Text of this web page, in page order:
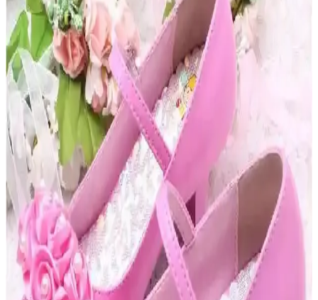
Kız çocukları için uygun ayakkabı ve çanta seçerken güvenlik,
konfor ve yaş uyumu ön plandadır. Ergonomik, dayanıklı ve sevilen
temalara sahip modeller tercih edilmelidir.
Çocuk Spor Ayakkabıları: Modeller, Özellikler ve
Seçim İpuçları Hakkında Kapsamlı Rehber
Çocukların aktif yaşamını destekleyen spor ayakkabılarında konfor,
dayanıklılık ve güvenlik ön plandadır. Doğru model seçimiyle ayak
sağlığını koruyabilirsiniz.
Dayanıklı Çocuk Ayakkabısı Modelleri: Uzun
Ömürlü ve Güvenli Seçenekler
Dayanıklı çocuk ayakkabıları, güçlü malzeme ve tasarım
özellikleriyle uzun ömür sağlar. Su geçirmez, nefes alabilir ve
güvenlik özellikleriyle çocukların aktif yaşamını destekler.
Erkek Çocuklar İçin Konforlu ve Şık Ayakkabı
Seçenekleri Analizi